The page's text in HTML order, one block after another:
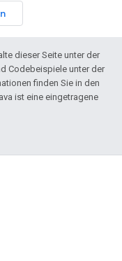
dieser Seite unter der
Codebeispiele unter der
finden Sie in den
ist eine eingetragene